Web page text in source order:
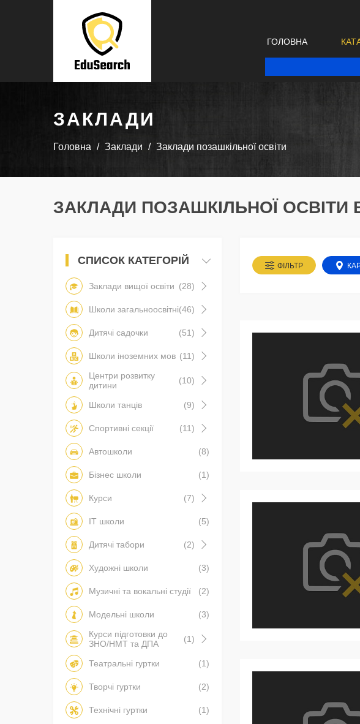
ГОЛОВНА
ЗАКЛАДИ
Головна Заклади Заклади позашкільної освіти
ЗАКЛАДИ ПОЗАШКІЛЬНОЇ ОСВІТИ
ФІЛЬТР
СПИСОК КАТЕГОРІЙ
Заклади вищої освіти (28)
Школи загальноосвітні(46)
Дитячі садочки (51)
Школи іноземних мов (11)
Центри розвитку
дитини
(10)
Школи танців (9)
Спортивні секції (11)
Автошколи (8)
Бізнес школи (1)
Курси (7)
IT школи (5)
Дитячі табори (2)
Художні школи (3)
Музичні та вокальні студії (2)
Модельні школи
(3)
Курси підготовки до
ЗНО/НМТ та ДПА
(1)
Театральні гуртки (1)
Творчі гуртки (2)
Технічні гуртки
(1)